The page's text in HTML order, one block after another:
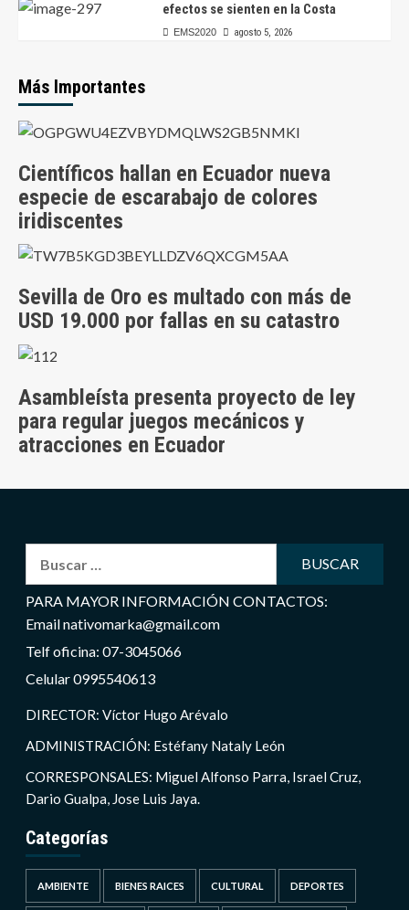
efectos se sienten en la Costa
EMS2020 agosto 5, 2026
Más Importantes
Científicos hallan en Ecuador nueva
especie de escarabajo de colores
iridiscentes
Sevilla de Oro es multado con más de
USD 19.000 por fallas en su catastro
Asambleísta presenta proyecto de ley
para regular juegos mecánicos y
atracciones en Ecuador
PARA MAYOR INFORMACIÓN CONTACTOS:
Email nativomarka@gmail.com
Telf oficina: 07-3045066
Celular 0995540613
DIRECTOR: Víctor Hugo Arévalo
ADMINISTRACIÓN: Estéfany Nataly León
CORRESPONSALES: Miguel Alfonso Parra, Israel Cruz,
Dario Gualpa, Jose Luis Jaya.
Categorías
AMBIENTE BIENES RAICES CULTURAL DEPORTES